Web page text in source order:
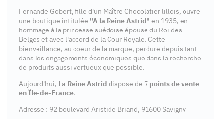
Fernande Gobert, fille d'un Maître Chocolatier lillois, ouvre
une boutique intitulée "A la Reine Astrid" en 1935, en
hommage à la princesse suédoise épouse du Roi des
Belges et avec l'accord de la Cour Royale. Cette
bienveillance, au coeur de la marque, perdure depuis tant
dans les engagements économiques que dans la recherche
de produits aussi vertueux que possible.
Aujourd'hui, La Reine Astrid dispose de 7 points de vente
en Île-de-France.
Adresse : 92 boulevard Aristide Briand, 91600 Savigny